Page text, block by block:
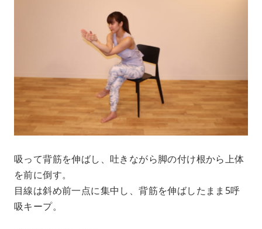
吸って背筋を伸ばし、吐きながら脚の付け根から上体
を前に倒す。
目線は斜め前一点に集中し、背筋を伸ばしたまま5呼
吸キープ。